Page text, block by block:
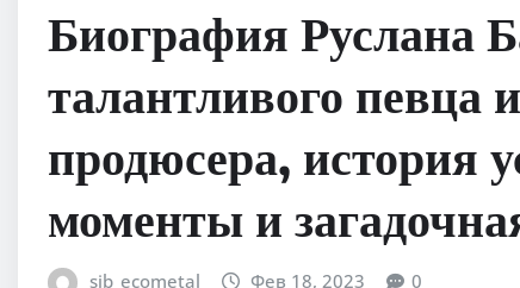
Биография Руслана
талантливого певца
продюсера, история
моменты и
sib_ecometal Фев 18, 2023 0